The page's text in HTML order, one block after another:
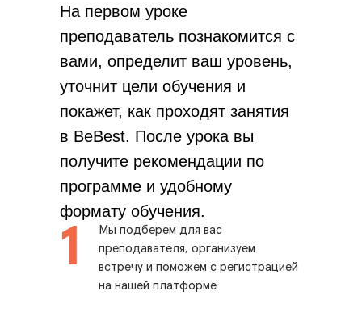
1
Мы подберем для вас
преподавателя, организуем
встречу и поможем с регистрацией
на нашей платформе
На первом уроке
преподаватель познакомится с
вами, определит ваш уровень,
уточнит цели обучения и
покажет, как проходят занятия
в BeBest. После урока вы
получите рекомендации по
программе и удобному
формату обучения.